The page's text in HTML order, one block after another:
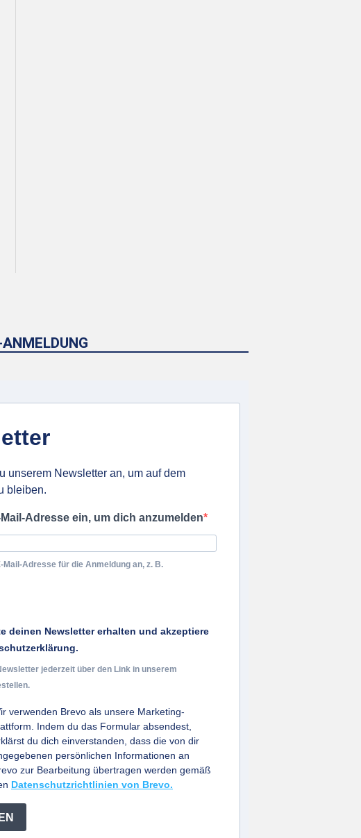
unserem Newsletter an, um auf dem
bleiben.
Adresse ein, um dich anzumelden
Mail-Adresse für die Anmeldung an, z. B.
deinen Newsletter erhalten und akzeptiere
jederzeit über den Link in unserem
verwenden Brevo als unsere Marketing-
Indem du das Formular absendest,
du dich einverstanden, dass die von dir
persönlichen Informationen an
zur Bearbeitung übertragen werden gemäß
Datenschutzrichtlinien von Brevo.